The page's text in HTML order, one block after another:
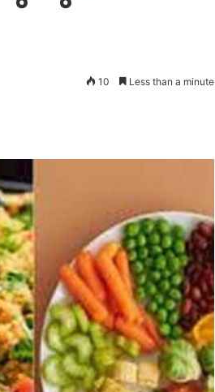
10 Less than a minute